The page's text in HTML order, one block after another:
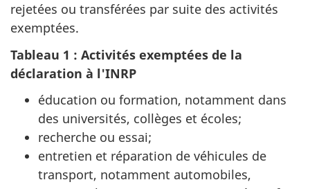
rejetées ou transférées par suite des activités
exemptées.
Tableau 1 : Activités exemptées de la
déclaration à l'INRP
éducation ou formation, notamment dans
des universités, collèges et écoles;
recherche ou essai;
entretien et réparation de véhicules de
transport, notamment automobiles,